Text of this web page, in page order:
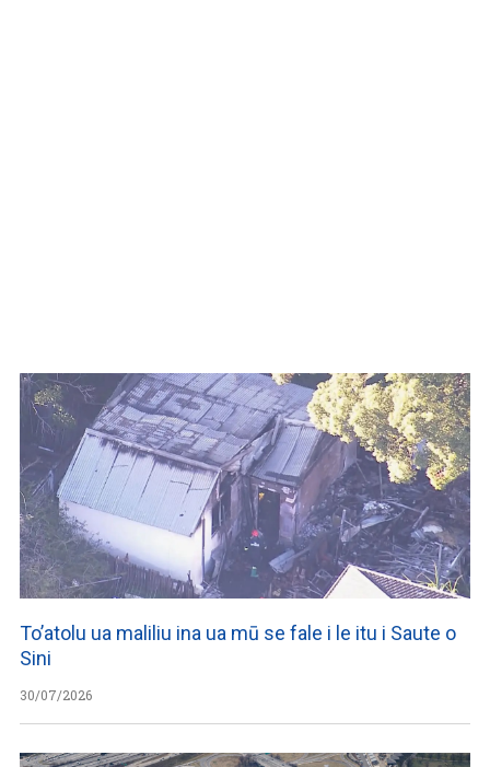
To’atolu ua maliliu ina ua mū se fale i le itu i Saute o
Sini
30/07/2026